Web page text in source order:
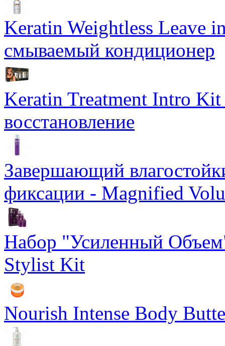
Keratin Weightless Leave
смываемый кондиционер
Keratin Treatment Intro Kit
восстановление
Завершающий
фиксации - Magnified
Набор "Усиленный
Stylist Kit
Nourish Intense Body